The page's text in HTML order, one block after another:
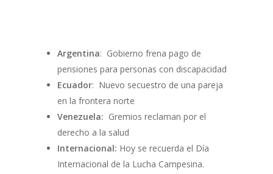
Argentina: Gobierno frena pago de
pensiones para personas con discapacidad
Ecuador: Nuevo secuestro de una pareja
en la frontera norte
Venezuela: Gremios reclaman por el
derecho a la salud
Internacional: Hoy se recuerda el Día
Internacional de la Lucha Campesina.